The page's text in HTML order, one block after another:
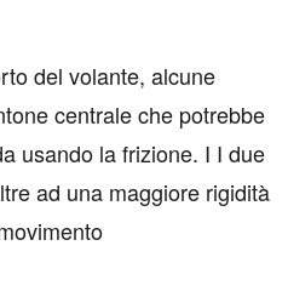
del volante, alcune
centrale che potrebbe
usando la frizione. I I due
ad una maggiore rigidità